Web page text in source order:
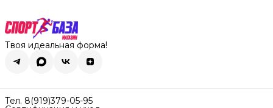
Твоя идеальная форма!
Тел. 8(919)379-05-95